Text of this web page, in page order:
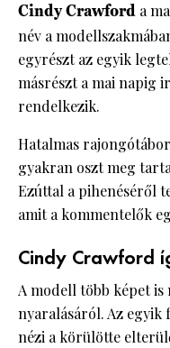
Cindy Crawford a
név a
egyrészt az egyik
másrészt a mai napig
rendelkezik.
Hatalmas
gyakran oszt meg
Ezúttal a pihenéséről
amit a kommentelők
Cindy Crawford
A modell több képet is
nyaralásáról. Az
nézi a körülötte